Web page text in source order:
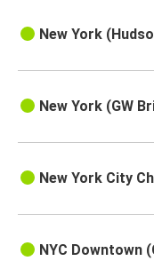
New York
New York (GW
New York City
NYC Downtown